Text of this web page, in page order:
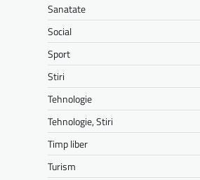
Sanatate
Social
Sport
Stiri
Tehnologie
Tehnologie, Stiri
Timp liber
Turism